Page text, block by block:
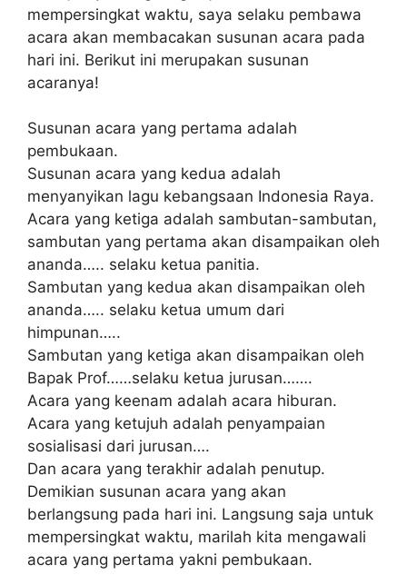
mempersingkat waktu, saya selaku pembawa
acara akan membacakan susunan acara pada
hari ini. Berikut ini merupakan susunan
acaranya!
Susunan acara yang pertama adalah
pembukaan.
Susunan acara yang kedua adalah
menyanyikan lagu kebangsaan Indonesia Raya.
Acara yang ketiga adalah sambutan-sambutan,
sambutan yang pertama akan disampaikan oleh
ananda….. selaku ketua panitia.
Sambutan yang kedua akan disampaikan oleh
ananda….. selaku ketua umum dari
himpunan…..
Sambutan yang ketiga akan disampaikan oleh
Bapak Prof……selaku ketua jurusan…….
Acara yang keenam adalah acara hiburan.
Acara yang ketujuh adalah penyampaian
sosialisasi dari jurusan….
Dan acara yang terakhir adalah penutup.
Demikian susunan acara yang akan
berlangsung pada hari ini. Langsung saja untuk
mempersingkat waktu, marilah kita mengawali
acara yang pertama yakni pembukaan.